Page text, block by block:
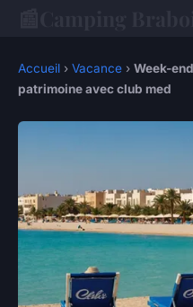
Accueil › Vacance › Week-
patrimoine avec club med